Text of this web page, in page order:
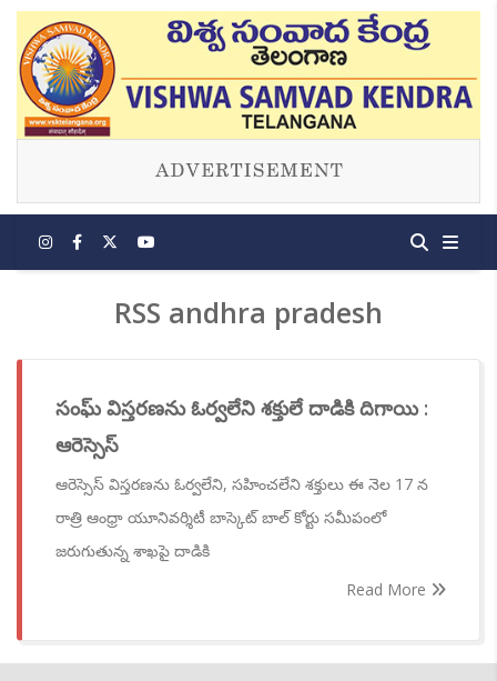
RSS andhra pradesh
సంఘ్ విస్తరణను ఓర్వలేని శక్తులే దాడికి దిగాయి :
ఆరెస్సెస్
ఆరెస్సెస్ విస్తరణను ఓర్వలేని, సహించలేని శక్తులు ఈ నెల 17 న
రాత్రి ఆంధ్రా యూనివర్శిటీ బాస్కెట్ బాల్ కోర్టు సమీపంలో
జరుగుతున్న శాఖపై దాడికి
Read More